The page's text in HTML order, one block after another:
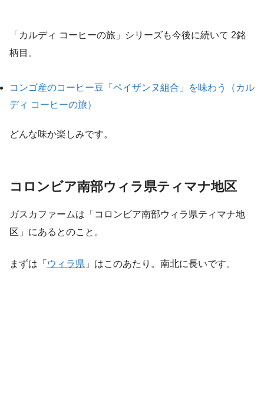
「カルディ コーヒーの旅」シリーズも今後に続いて 2銘
柄目。
コンゴ産のコーヒー豆「ペイザンヌ組合」を味わう（カル
ディ コーヒーの旅）
どんな味か楽しみです。
コロンビア南部ウィラ県ティマナ地区
ガスカファームは「コロンビア南部ウィラ県ティマナ地
区」にあるとのこと。
まずは「 ウィラ県 」はこのあたり。南北に長いです。